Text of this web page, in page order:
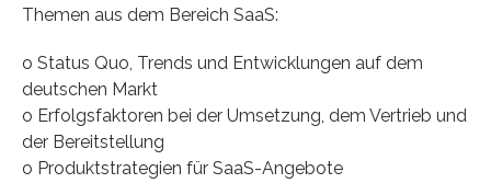
Themen aus dem Bereich SaaS:
o Status Quo, Trends und Entwicklungen auf dem
deutschen Markt
o Erfolgsfaktoren bei der Umsetzung, dem Vertrieb und
der Bereitstellung
o Produktstrategien für SaaS-Angebote